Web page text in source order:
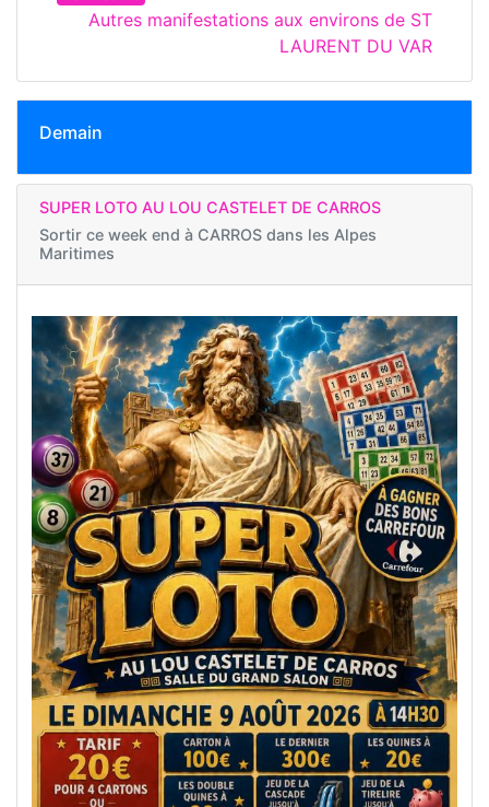
Autres manifestations aux environs de ST
LAURENT DU VAR
Demain
SUPER LOTO AU LOU CASTELET DE CARROS
Sortir ce week end à CARROS dans les Alpes
Maritimes